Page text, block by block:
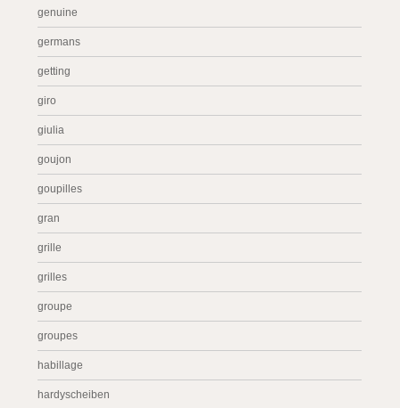
genuine
germans
getting
giro
giulia
goujon
goupilles
gran
grille
grilles
groupe
groupes
habillage
hardyscheiben